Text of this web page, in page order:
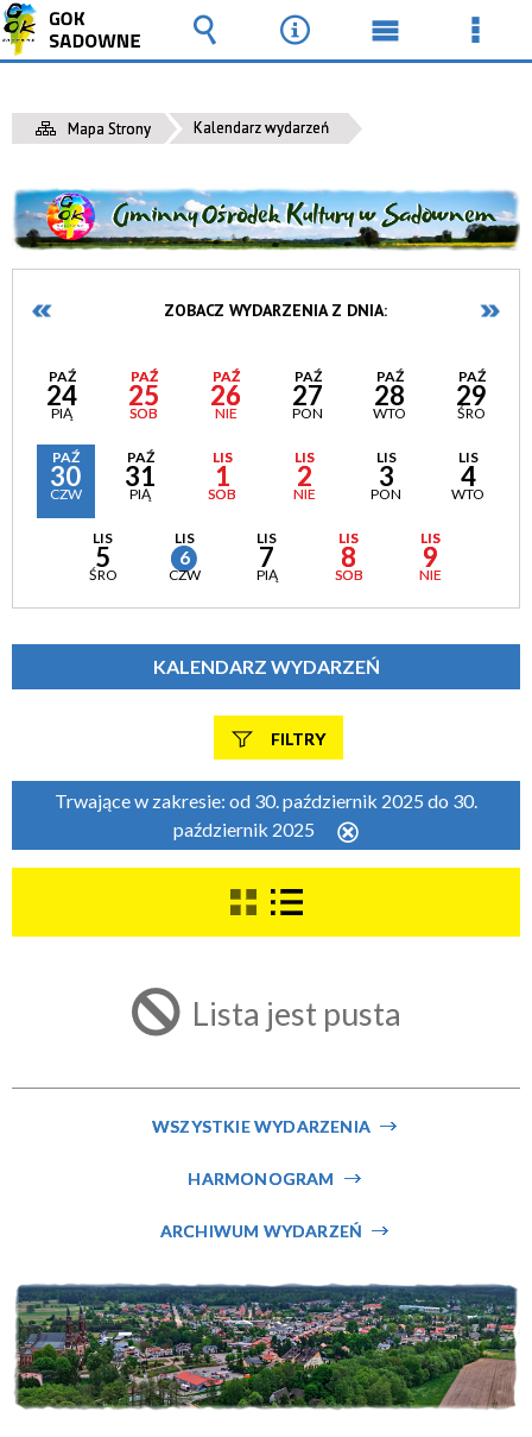
Mapa Strony Kalendarz wydarzeń
ZOBACZ WYDARZENIA Z DNIA:
PAŹ
24
PIĄ
PAŹ
25
SOB
PAŹ
26
NIE
PAŹ
27
PON
PAŹ
28
WTO
PAŹ
29
ŚRO
PAŹ
30
CZW
PAŹ
31
PIĄ
LIS
1
SOB
LIS
2
NIE
LIS
3
PON
LIS
4
WTO
LIS
5
ŚRO
LIS
6
CZW
LIS
7
PIĄ
LIS
8
SOB
LIS
9
NIE
KALENDARZ WYDARZEŃ
FILTRY
Szukana fraza
Trwające w zakresie
—
Miejsce
Trwające w zakresie: od 30. październik 2025 do 30.
październik 2025
ten
Lista jest pusta
WSZYSTKIE WYDARZENIA
HARMONOGRAM
ARCHIWUM WYDARZEŃ
Wyszukiwarka
Narzędzia
Menu